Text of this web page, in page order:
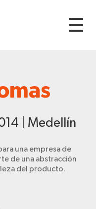
| Medellín
una empresa de
de una abstracción
del producto.